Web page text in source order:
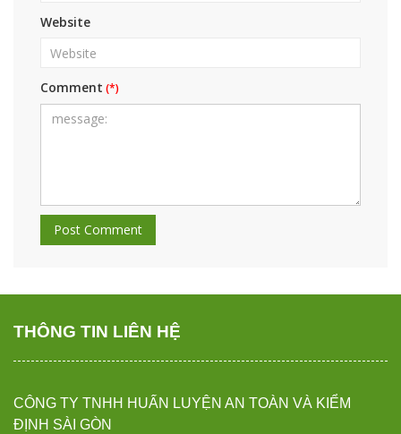
Website
Comment
THÔNG TIN LIÊN HỆ
CÔNG TY TNHH HUẤN LUYỆN AN TOÀN VÀ KIỂM
ĐỊNH SÀI GÒN